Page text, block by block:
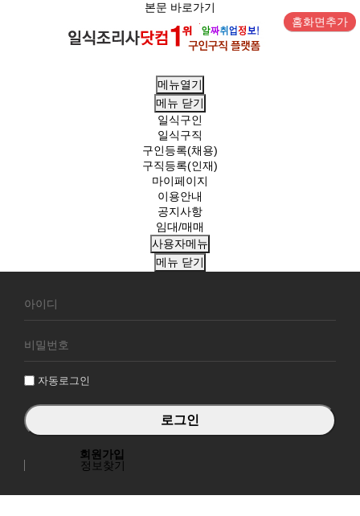
본문 바로가기
홈화면추가
메뉴열기
메뉴 닫기
일식구인
일식구직
구인등록(채용)
구직등록(인재)
마이페이지
이용안내
공지사항
임대/매매
사용자메뉴
메뉴 닫기
원
그
자동로그인
회원가입
정보찾기